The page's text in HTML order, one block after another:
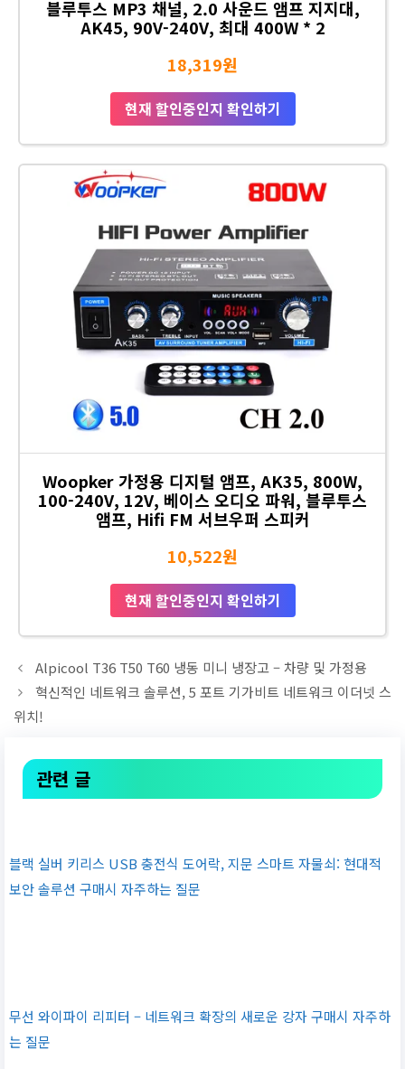
블루투스 MP3 채널, 2.0 사운드 앰프 지지대,
AK45, 90V-240V, 최대 400W * 2
18,319원
현재 할인중인지 확인하기
Woopker 가정용 디지털 앰프, AK35, 800W,
100-240V, 12V, 베이스 오디오 파워, 블루투스
앰프, Hifi FM 서브우퍼 스피커
10,522원
현재 할인중인지 확인하기
Alpicool T36 T50 T60 냉동 미니 냉장고 – 차량 및 가정용
혁신적인 네트워크 솔루션, 5 포트 기가비트 네트워크 이더넷 스
위치!
관련 글
블랙 실버 키리스 USB 충전식 도어락, 지문 스마트 자물쇠: 현대적
보안 솔루션 구매시 자주하는 질문
무선 와이파이 리피터 – 네트워크 확장의 새로운 강자 구매시 자주하
는 질문